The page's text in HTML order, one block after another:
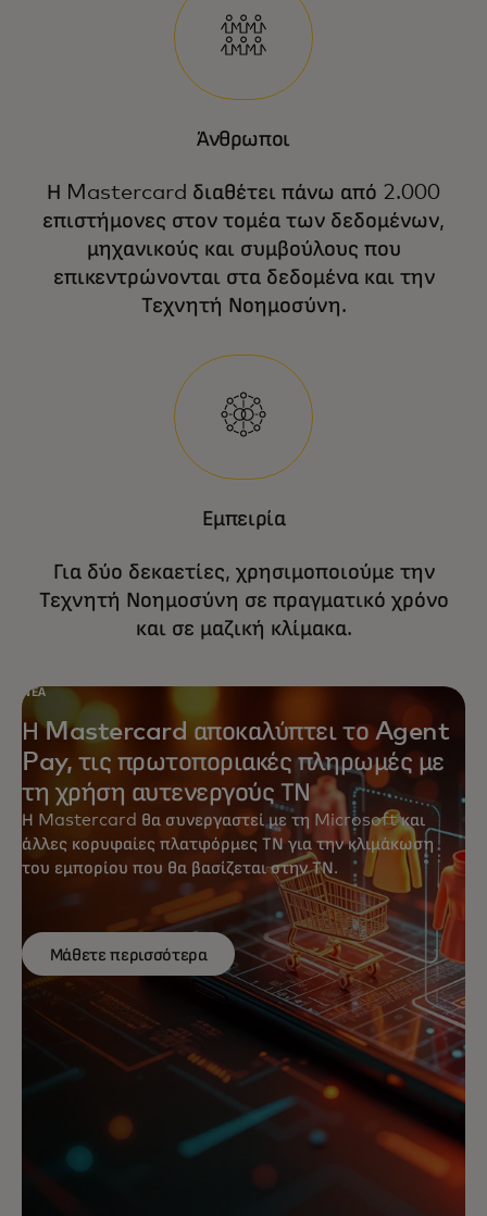
Άνθρωποι
Η Mastercard διαθέτει πάνω από 2.000
επιστήμονες στον τομέα των δεδομένων,
μηχανικούς και συμβούλους που
επικεντρώνονται στα δεδομένα και την
Τεχνητή Νοημοσύνη.
Εμπειρία
Για δύο δεκαετίες, χρησιμοποιούμε την
Τεχνητή Νοημοσύνη σε πραγματικό χρόνο
και σε μαζική κλίμακα.
ΝΈΑ
Η Mastercard αποκαλύπτει το Agent
Pay, τις πρωτοποριακές πληρωμές με
τη χρήση αυτενεργούς ΤΝ
Η Mastercard θα συνεργαστεί με τη Microsoft και
άλλες κορυφαίες πλατφόρμες ΤΝ για την κλιμάκωση
του εμπορίου που θα βασίζεται στην ΤΝ.
Μάθετε περισσότερα